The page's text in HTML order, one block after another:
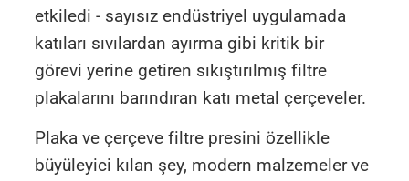
etkiledi - sayısız endüstriyel uygulamada
katıları sıvılardan ayırma gibi kritik bir
görevi yerine getiren sıkıştırılmış filtre
plakalarını barındıran katı metal çerçeveler.
Plaka ve çerçeve filtre presini özellikle
büyüleyici kılan şey, modern malzemeler ve